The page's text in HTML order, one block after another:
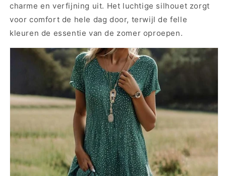
charme en verfijning uit. Het luchtige silhouet zorgt
voor comfort de hele dag door, terwijl de felle
kleuren de essentie van de zomer oproepen.